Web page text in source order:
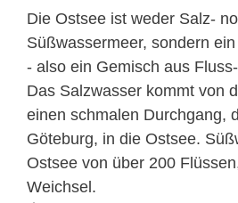
Die Ostsee ist weder Salz-
Süßwassermeer, sondern
- also ein Gemisch aus
Das Salzwasser kommt von
einen schmalen Durchgang,
Göteburg, in die Ostsee.
Ostsee von über 200
Weichsel.